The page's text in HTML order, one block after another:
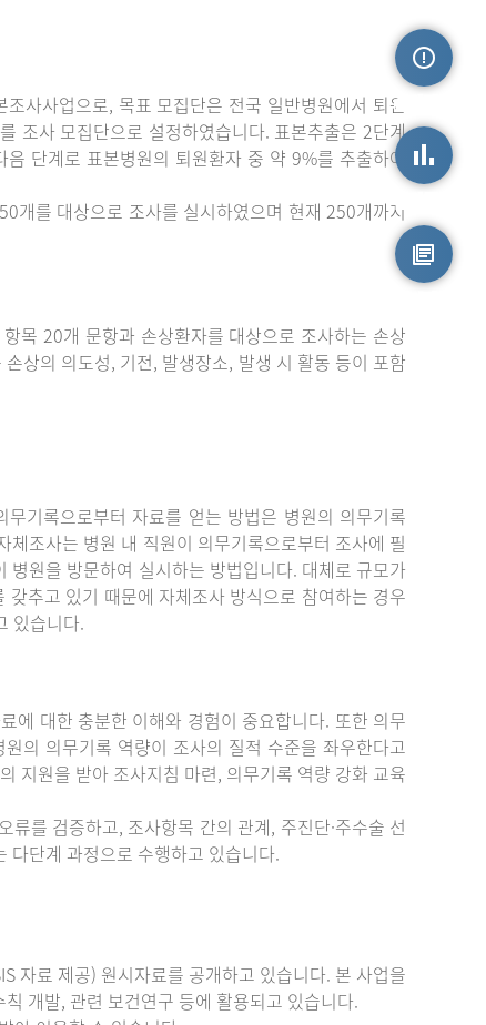
사사업으로, 목표 모집단은 전국 일반병원에서 퇴원
조사 모집단으로 설정하였습니다. 표본추출은 2단계
단계로 표본병원의 퇴원환자 중 약 9%를 추출하여
개를 대상으로 조사를 실시하였으며 현재 250개까지
목 20개 문항과 손상환자를 대상으로 조사하는 손상
상의 의도성, 기전, 발생장소, 발생 시 활동 등이 포함
기록으로부터 자료를 얻는 방법은 병원의 의무기록
조사는 병원 내 직원이 의무기록으로부터 조사에 필
원을 방문하여 실시하는 방법입니다. 대체로 규모가
추고 있기 때문에 자체조사 방식으로 참여하는 경우
있습니다.
에 대한 충분한 이해와 경험이 중요합니다. 또한 의무
의 의무기록 역량이 조사의 질적 수준을 좌우한다고
지원을 받아 조사지침 마련, 의무기록 역량 강화 교육
를 검증하고, 조사항목 간의 관계, 주진단·주수술 선
다단계 과정으로 수행하고 있습니다.
자료 제공) 원시자료를 공개하고 있습니다. 본 사업을
개발, 관련 보건연구 등에 활용되고 있습니다.
손상정보
손상통계